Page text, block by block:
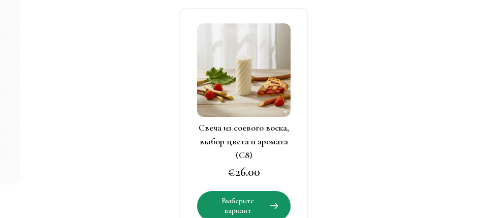
имеет
несколько
вариаций.
Опции
выбрать
на
странице
товара.
Свеча из соевого воска,
выбор цвета и аромата
(C8)
€26.00
Выберите
вариант